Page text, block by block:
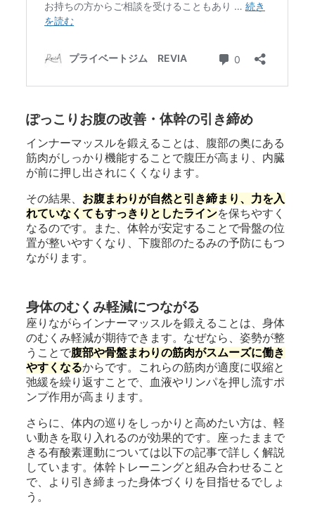
ぽっこりお腹の改善・体幹の引き締め
インナーマッスルを鍛えることは、腹部の奥にある
筋肉がしっかり機能することで腹圧が高まり、内臓
が前に押し出されにくくなります。
その結果、 お腹まわりが自然と引き締まり、力を入
れていなくてもすっきりとしたラインを保ちやすく
なるのです。また、体幹が安定することで骨盤の位
置が整いやすくなり、下腹部のたるみの予防にもつ
ながります。
身体のむくみ軽減につながる
座りながらインナーマッスルを鍛えることは、身体
のむくみ軽減が期待できます。なぜなら、姿勢が整
うことで腹部や骨盤まわりの筋肉がスムーズに働き
やすくなるからです。これらの筋肉が適度に収縮と
弛緩を繰り返すことで、血液やリンパを押し流すポ
ンプ作用が高まります。
さらに、体内の巡りをしっかりと高めたい方は、軽
い動きを取り入れるのが効果的です。座ったままで
きる有酸素運動については以下の記事で詳しく解説
しています。体幹トレーニングと組み合わせること
で、より引き締まった身体づくりを目指せるでしょ
う。